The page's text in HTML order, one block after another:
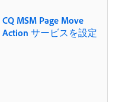
CQ MSM Page Move
Action サービスを設定